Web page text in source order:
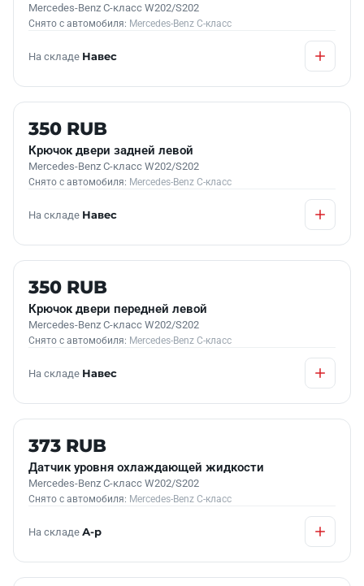
Mercedes-Benz C-класс W202/S202
Снято с автомобиля: Mercedes-Benz C-класс
На складе Навес
Б/У В НАЛИЧИИ
350 RUB
Крючок двери задней левой
Mercedes-Benz C-класс W202/S202
Снято с автомобиля: Mercedes-Benz C-класс
На складе Навес
Б/У В НАЛИЧИИ
350 RUB
Крючок двери передней левой
Mercedes-Benz C-класс W202/S202
Снято с автомобиля: Mercedes-Benz C-класс
На складе Навес
Б/У В НАЛИЧИИ
373 RUB
Датчик уровня охлаждающей жидкости
Mercedes-Benz C-класс W202/S202
Снято с автомобиля: Mercedes-Benz C-класс
На складе А-р